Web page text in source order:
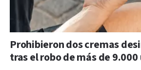
Prohibieron dos cremas
tras el robo de más de